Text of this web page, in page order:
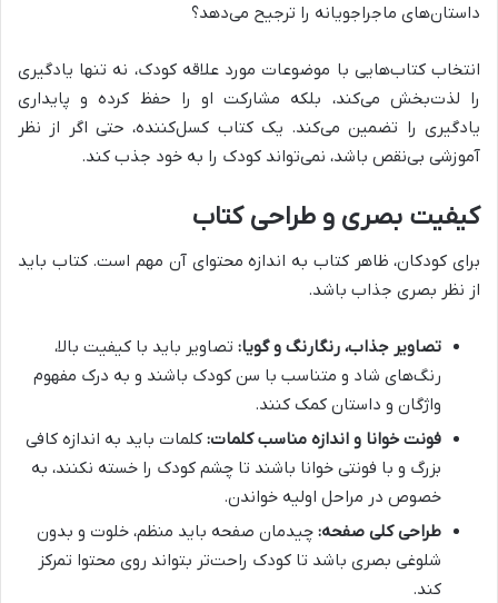
داستان‌های ماجراجویانه را ترجیح می‌دهد؟
انتخاب کتاب‌هایی با موضوعات مورد علاقه کودک، نه تنها یادگیری
را لذت‌بخش می‌کند، بلکه مشارکت او را حفظ کرده و پایداری
یادگیری را تضمین می‌کند. یک کتاب کسل‌کننده، حتی اگر از نظر
آموزشی بی‌نقص باشد، نمی‌تواند کودک را به خود جذب کند.
کیفیت بصری و طراحی کتاب
برای کودکان، ظاهر کتاب به اندازه محتوای آن مهم است. کتاب باید
از نظر بصری جذاب باشد.
تصاویر جذاب، رنگارنگ و گویا: تصاویر باید با کیفیت بالا،
رنگ‌های شاد و متناسب با سن کودک باشند و به درک مفهوم
واژگان و داستان کمک کنند.
فونت خوانا و اندازه مناسب کلمات: کلمات باید به اندازه کافی
بزرگ و با فونتی خوانا باشند تا چشم کودک را خسته نکنند، به
خصوص در مراحل اولیه خواندن.
طراحی کلی صفحه: چیدمان صفحه باید منظم، خلوت و بدون
شلوغی بصری باشد تا کودک راحت‌تر بتواند روی محتوا تمرکز
کند.